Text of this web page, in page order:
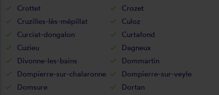
Crottet
Crozet
Cruzilles-lès-mépillat
Culoz
Curciat-dongalon
Curtafond
Cuzieu
Dagneux
Divonne-les-bains
Dommartin
Dompierre-sur-chalaronne
Dompierre-sur-veyle
Domsure
Dortan